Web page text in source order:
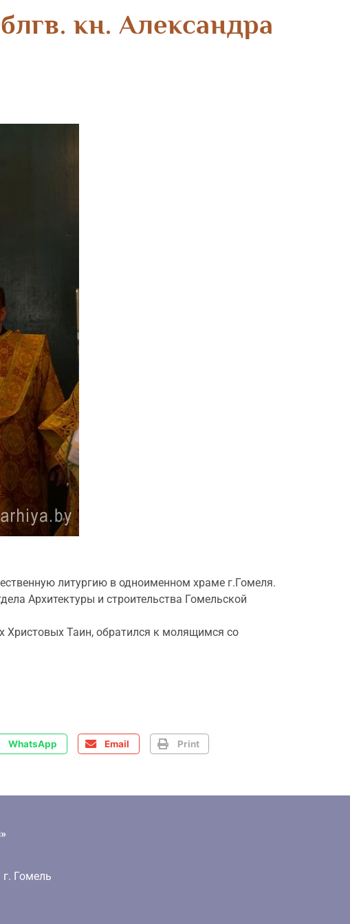
кн. Александра
литургию в одноименном храме г.Гомеля.
Архитектуры и строительства Гомельской
Христовых Таин, обратился к молящимся со
WhatsApp Email Print
Гомель